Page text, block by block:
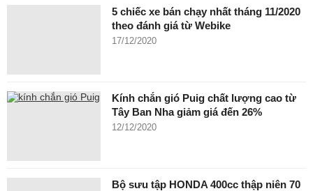
5 chiếc xe bán chạy nhất tháng 11/2020
theo đánh giá từ Webike
17/12/2020
Kính chắn gió Puig chất lượng cao từ
Tây Ban Nha giảm giá đến 26%
12/12/2020
Bộ sưu tập HONDA 400cc thập niên 70